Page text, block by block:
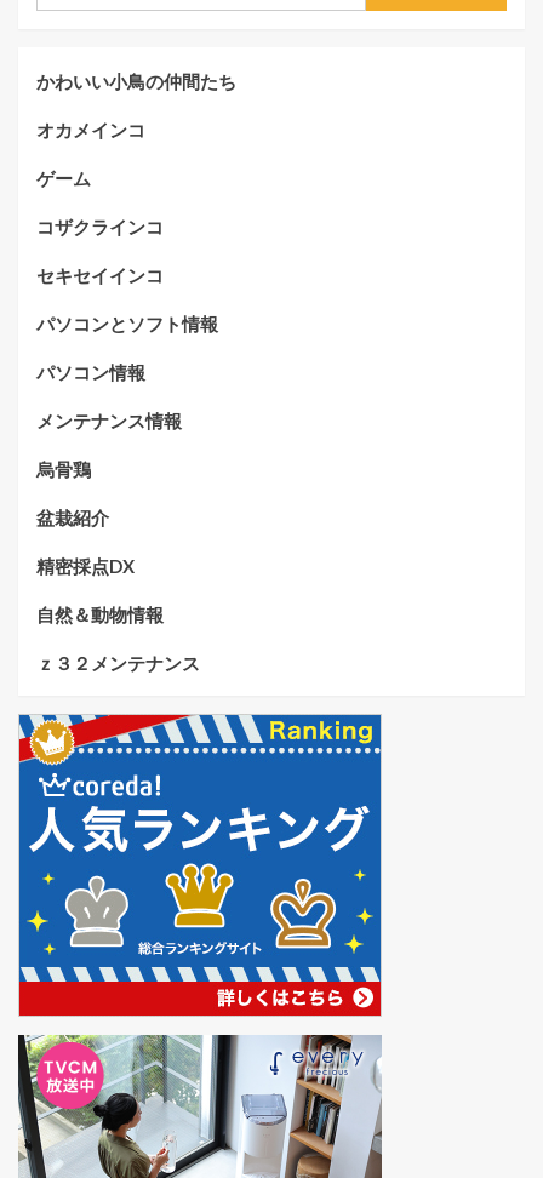
かわいい小鳥の仲間たち
オカメインコ
ゲーム
コザクラインコ
セキセイインコ
パソコンとソフト情報
パソコン情報
メンテナンス情報
烏骨鶏
盆栽紹介
精密採点DX
自然＆動物情報
ｚ３２メンテナンス